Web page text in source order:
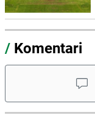
/ Komentari